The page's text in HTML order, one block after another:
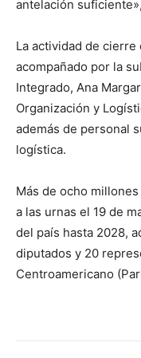
antelación
La actividad de
acompañado por la
Integrado, Ana
Organización y
además de personal
logística.
Más de ocho
a las urnas el 19 de
del país hasta 2028,
diputados y 20
Centroamericano